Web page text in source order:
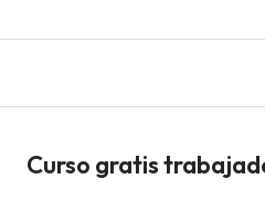
Curso gratis